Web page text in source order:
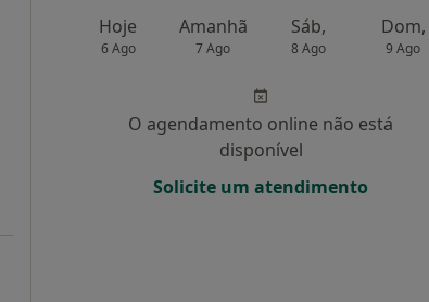
Hoje
6 Ago
Amanhã
7 Ago
Sáb,
8 Ago
Dom,
9 Ago
O agendamento online não está
disponível
Solicite um atendimento